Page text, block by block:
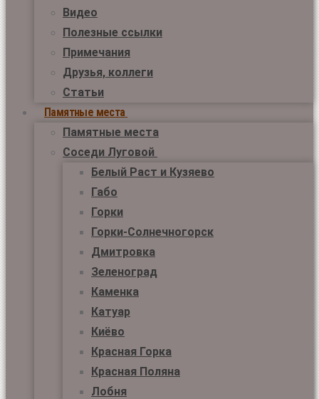
Видео
Полезные ссылки
Примечания
Друзья, коллеги
Статьи
Памятные места
Памятные места
Соседи Луговой
Белый Раст и Кузяево
Габо
Горки
Горки-Солнечногорск
Дмитровка
Зеленоград
Каменка
Катуар
Киёво
Красная Горка
Красная Поляна
Лобня